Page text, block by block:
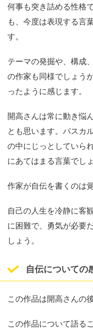
何事も突き詰める性格
も、今度は表現する言
す。
テーマの発掘や、構成
の作家も同様でしょう
ったように感じます。
開高さんは常に動き悩
とも思います。パスカ
の中にじっとしていら
にあてはまる言葉でしょ
作家が自伝を書くのは
自己の人生を冷静に客
に困難で、勇気が必要
しょう。
自伝についての
この作品は開高さんの
この作品について語る